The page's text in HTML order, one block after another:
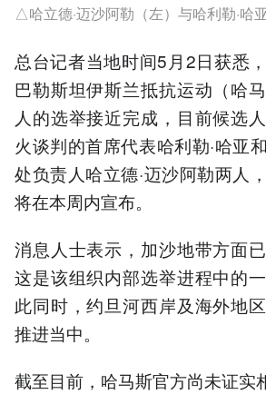
△哈立德·迈沙阿勒（左）与哈利勒·哈亚
总台记者当地时间5月2日获悉
巴勒斯坦伊斯兰抵抗运动（哈
人的选举接近完成，目前候选
火谈判的首席代表哈利勒·哈亚
处负责人哈立德·迈沙阿勒两人
将在本周内宣布。
消息人士表示，加沙地带方面
这是该组织内部选举进程中的
此同时，约旦河西岸及海外地
推进当中。
截至目前，哈马斯官方尚未证实